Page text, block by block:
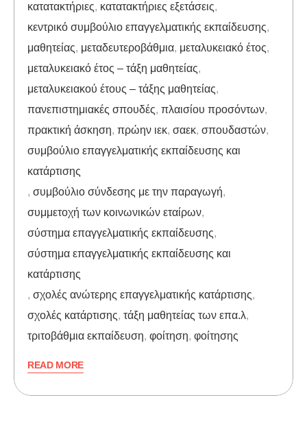
κατατακτήριες, κατατακτήριες εξετάσεις,
κεντρικό συμβούλιο επαγγελματικής εκπαίδευσης,
μαθητείας, μεταδευτεροβάθμια, μεταλυκειακό έτος,
μεταλυκειακό έτος – τάξη μαθητείας,
μεταλυκειακού έτους – τάξης μαθητείας,
πανεπιστημιακές σπουδές, πλαισίου προσόντων,
πρακτική άσκηση, πρώην ιεκ, σαεκ, σπουδαστών,
συμβούλιο επαγγελματικής εκπαίδευσης και
κατάρτισης
, συμβούλιο σύνδεσης με την παραγωγή,
συμμετοχή των κοινωνικών εταίρων,
σύστημα επαγγελματικής εκπαίδευσης,
σύστημα επαγγελματικής εκπαίδευσης και
κατάρτισης
, σχολές ανώτερης επαγγελματικής κατάρτισης,
σχολές κατάρτισης, τάξη μαθητείας των επα.λ,
τριτοβάθμια εκπαίδευση, φοίτηση, φοίτησης
READ MORE